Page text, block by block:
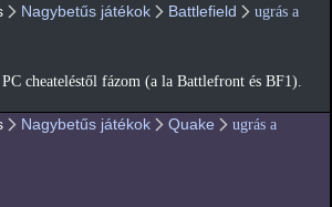
Nagybetűs játékok Battlefield
ugrás a
cheateléstől fázom (a la Battlefront és BF1).
Nagybetűs játékok Quake
ugrás a